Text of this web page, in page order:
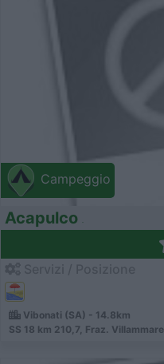
Campeggio
Acapulco
Vibonati (SA) - 14.8km
SS 18 km 210,7, Fraz. Villammare